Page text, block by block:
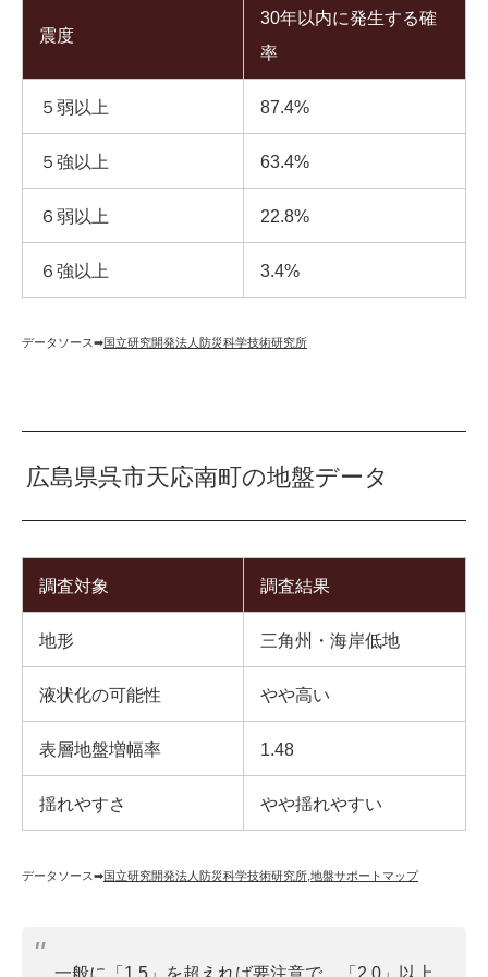
震度
30年以内に発生する確
率
５弱以上 87.4%
５強以上 63.4%
６弱以上 22.8%
６強以上 3.4%
データソース➡︎国立研究開発法人防災科学技術研究所
広島県呉市天応南町の地盤データ
調査対象 調査結果
地形 三角州・海岸低地
液状化の可能性 やや高い
表層地盤増幅率 1.48
揺れやすさ やや揺れやすい
データソース➡︎国立研究開発法人防災科学技術研究所 地盤サポートマップ